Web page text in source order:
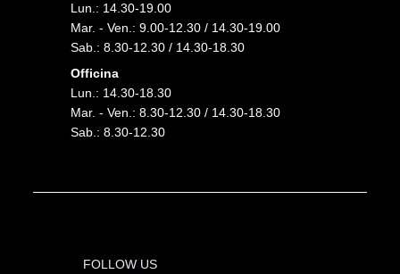
Lun.: 14.30-19.00
Mar. - Ven.: 9.00-12.30 / 14.30-19.00
Sab.: 8.30-12.30 / 14.30-18.30
Officina
Lun.: 14.30-18.30
Mar. - Ven.: 8.30-12.30 / 14.30-18.30
Sab.: 8.30-12.30
FOLLOW US